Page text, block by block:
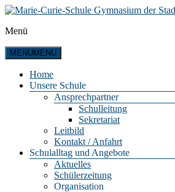
Zum
springen
Marie-
Curie-
Schule
Gymnasium
der
Menü
MENUMENU
Home
Unsere Schule
Ansprechpartner
Schulleitung
Sekretariat
Leitbild
Kontakt / Anfahrt
Schulalltag und Angebote
Aktuelles
Schülerzeitung
Organisation